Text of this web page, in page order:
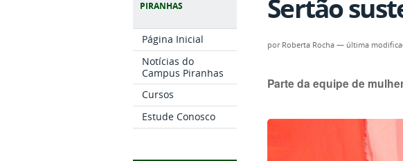
PIRANHAS
Página Inicial
Notícias do
Campus Piranhas
Cursos
Estude Conosco
Sertão
por Roberta Rocha — última
Parte da equipe de